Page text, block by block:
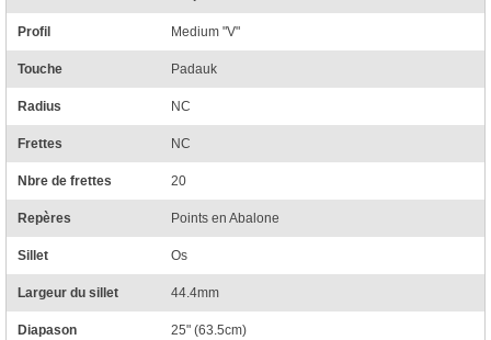
Profil Medium "V"
Touche Padauk
Radius NC
Frettes NC
Nbre de frettes 20
Repères Points en Abalone
Sillet Os
Largeur du sillet 44.4mm
Diapason 25" (63.5cm)